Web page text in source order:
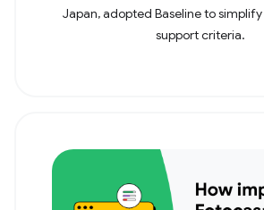
Japan, adopted Baseline to
support criteria.